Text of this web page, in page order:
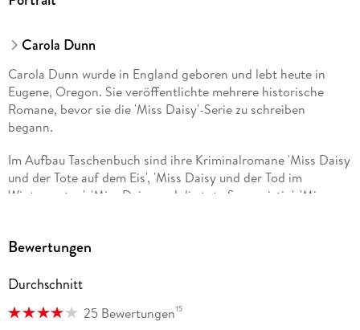
Carola Dunn
Carola Dunn wurde in England geboren und lebt heute in
Eugene, Oregon. Sie veröffentlichte mehrere historische
Romane, bevor sie die 'Miss Daisy'-Serie zu schreiben
begann.
Im Aufbau Taschenbuch sind ihre Kriminalromane 'Miss Daisy
und der Tote auf dem Eis', 'Miss Daisy und der Tod im
Wintergarten', 'Miss Daisy und die tote Sopranistin', 'Miss
Wasser', 'Miss Daisy und der tote Professor', 'Miss Daisy und
Luxusliner', 'Miss Daisy und der Tote im Chelsea Hotel' und
Bewertungen
Durchschnitt
25 Bewertungen15